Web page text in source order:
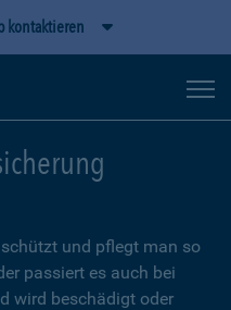
kontaktieren
und pflegt man so
passiert es auch bei
wird beschädigt oder